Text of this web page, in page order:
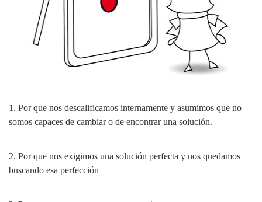
1. Por que nos descalificamos internamente y asumimos que no
somos capaces de cambiar o de encontrar una solución.
2. Por que nos exigimos una solución perfecta y nos quedamos
buscando esa perfección